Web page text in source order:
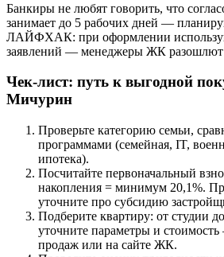
Банкиры не любят говорить, что
занимает до 5 рабочих дней —
ЛАЙФХАК: при оформлении
заявлений — менеджеры ЖК разошлют
Чек-лист: путь к выгодной
Мичурин
Проверьте категорию семьи,
программами (семейная, IT,
ипотека).
Посчитайте первоначальный
накопления = минимум 20,1%.
уточните про субсидию
Подберите квартиру: от студии
уточните параметры и
продаж или на сайте ЖК.